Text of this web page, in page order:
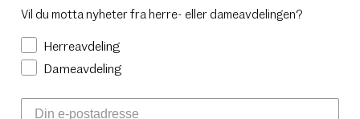
Vil du motta nyheter fra herre- eller dameavdelingen?
Herreavdeling
Dameavdeling